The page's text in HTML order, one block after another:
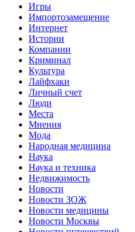
Игры
Импортозамещение
Интернет
Истории
Компании
Криминал
Культура
Лайфхаки
Личный счет
Люди
Места
Мнения
Мода
Народная медицина
Наука
Наука и техника
Недвижимость
Новости
Новости ЗОЖ
Новости медицины
Новости Москвы